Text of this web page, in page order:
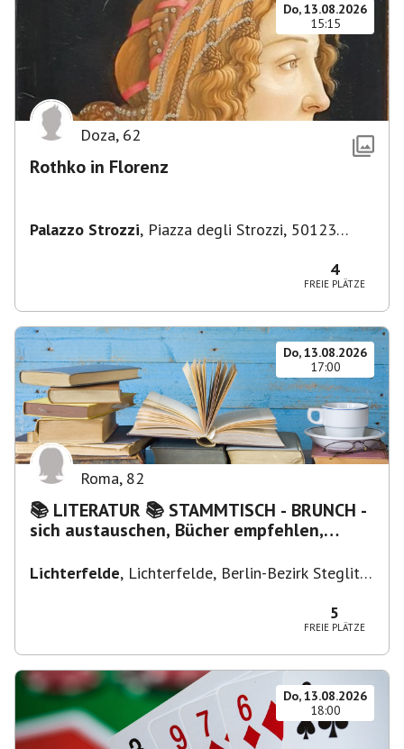
Do, 13.08.2026
15:15
Doza, 62
Rothko in Florenz
Palazzo Strozzi, Piazza degli Strozzi, 50123
4
FREIE PLÄTZE
Do, 13.08.2026
17:00
Roma, 82
📚 LITERATUR 📚 STAMMTISCH - BRUNCH -
sich austauschen, Bücher empfehlen,
Lichterfelde, Lichterfelde, Berlin-Bezirk Steglitz-
5
FREIE PLÄTZE
Do, 13.08.2026
18:00